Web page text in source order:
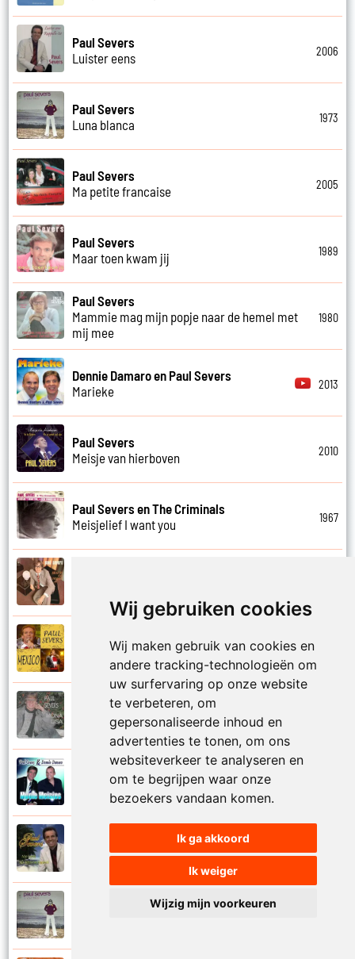
Wij gebruiken cookies
Wij maken gebruik van cookies en
andere tracking-technologieën om
uw surfervaring op onze website
te verbeteren, om
gepersonaliseerde inhoud en
advertenties te tonen, om ons
websiteverkeer te analyseren en
om te begrijpen waar onze
bezoekers vandaan komen.
Ik ga akkoord
Ik weiger
Wijzig mijn voorkeuren
Paul Severs
Luister eens
2006
Paul Severs
Luna blanca
1973
Paul Severs
Ma petite francaise
2005
Paul Severs
Maar toen kwam jij
1989
Paul Severs
Mammie mag mijn popje naar de hemel met
mij mee
1980
Dennie Damaro en Paul Severs
Marieke
2013
Paul Severs
Meisje van hierboven
2010
Paul Severs en The Criminals
Meisjelief I want you
1967
Paul Severs
Paul Severs
Mona Lisa
Dennie Damaro en Paul Severs
Mooie meisjes
My love
2007